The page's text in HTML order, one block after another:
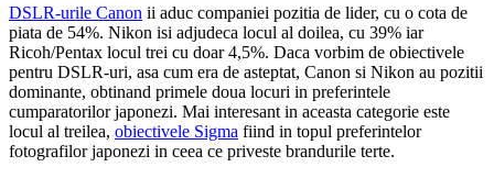
DSLR-urile Canon ii aduc companiei pozitia de lider, cu o cota de
piata de 54%. Nikon isi adjudeca locul al doilea, cu 39% iar
Ricoh/Pentax locul trei cu doar 4,5%. Daca vorbim de obiectivele
pentru DSLR-uri, asa cum era de asteptat, Canon si Nikon au pozitii
dominante, obtinand primele doua locuri in preferintele
cumparatorilor japonezi. Mai interesant in aceasta categorie este
locul al treilea, obiectivele Sigma fiind in topul preferintelor
fotografilor japonezi in ceea ce priveste brandurile terte.